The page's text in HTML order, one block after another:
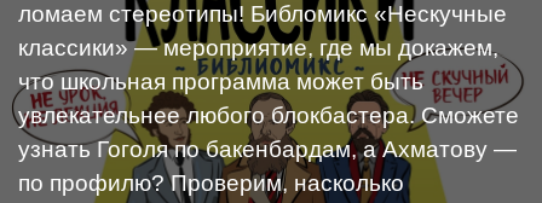
ломаем стереотипы! Библомикс «Нескучные
классики» — мероприятие, где мы докажем,
что школьная программа может быть
увлекательнее любого блокбастера. Сможете
узнать Гоголя по бакенбардам, а Ахматову —
по профилю? Проверим, насколько